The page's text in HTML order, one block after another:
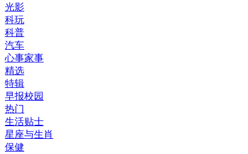
光影
科玩
科普
汽车
心事家事
精选
特辑
早报校园
热门
生活贴士
星座与生肖
保健